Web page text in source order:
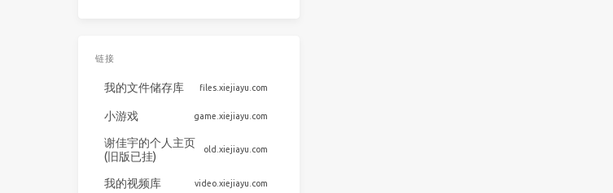
链接
我的文件储存库 files.xiejiayu.com
小游戏 game.xiejiayu.com
谢佳宇的个人主页
(旧版已挂)
old.xiejiayu.com
我的视频库 video.xiejiayu.com